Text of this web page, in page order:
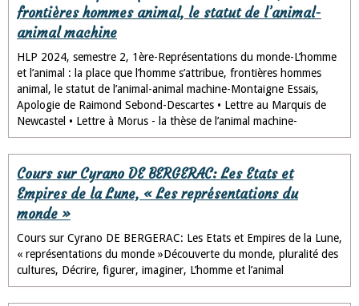
frontières hommes animal, le statut de l’animal-
animal machine
HLP 2024, semestre 2, 1ère-Représentations du monde-L’homme
et l’animal : la place que l’homme s’attribue, frontières hommes
animal, le statut de l’animal-animal machine-Montaigne Essais,
Apologie de Raimond Sebond-Descartes • Lettre au Marquis de
Newcastel • Lettre à Morus - la thèse de l’animal machine-
Cours sur Cyrano DE BERGERAC: Les Etats et
Empires de la Lune, « Les représentations du
monde »
Cours sur Cyrano DE BERGERAC: Les Etats et Empires de la Lune,
« représentations du monde »Découverte du monde, pluralité des
cultures, Décrire, figurer, imaginer, L’homme et l’animal